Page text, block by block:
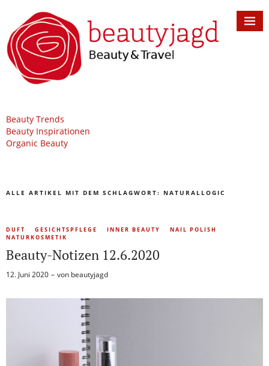
Beauty Trends
Beauty Inspirationen
Organic Beauty
ALLE ARTIKEL MIT DEM SCHLAGWORT: NATURALLOGIC
DUFT GESICHTSPFLEGE INNER BEAUTY
NAIL POLISH
NATURKOSMETIK
Beauty-Notizen 12.6.2020
12. Juni 2020 von beautyjagd